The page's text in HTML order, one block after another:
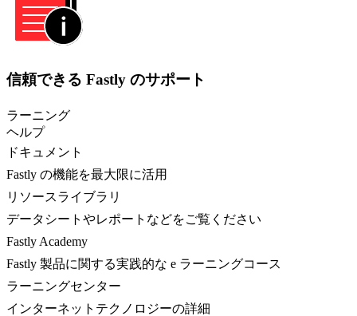
信頼できる Fastly のサポート
ラーニング
ヘルプ
ドキュメント
Fastly の機能を最大限に活用
リソースライブラリ
データシートやレポートなどをご覧ください
Fastly Academy
Fastly 製品に関する実践的な e ラーニングコース
ラーニングセンター
インターネットテクノロジーの詳細